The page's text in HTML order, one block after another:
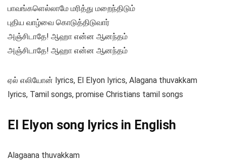
பாவங்களெல்லாமே மரித்து மறைந்திடும்
புதிய வாழ்வை கொடுத்திடுவார்
அஞ்சிடாதே! ஆஹா என்ன ஆனந்தம்
அஞ்சிடாதே! ஆஹா என்ன ஆனந்தம்
ஏல் எலியோன் lyrics, El Elyon lyrics, Alagana thuvakkam
lyrics, Tamil songs, promise Christians tamil songs
El Elyon song lyrics in English
Alagaana thuvakkam